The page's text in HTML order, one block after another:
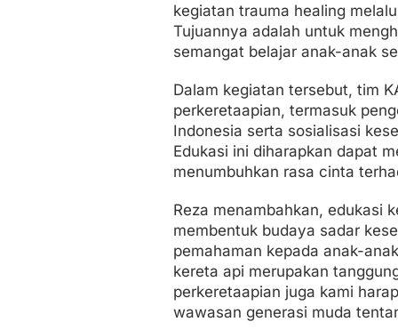
kegiatan trauma healing
Tujuannya adalah untuk
semangat belajar anak-anak
Dalam kegiatan tersebut, tim
perkeretaapian, termasuk
Indonesia serta sosialisasi
Edukasi ini diharapkan dapat
menumbuhkan rasa cinta
Reza menambahkan, edukasi
membentuk budaya sadar
pemahaman kepada anak-
kereta api merupakan
perkeretaapian juga kami
wawasan generasi muda